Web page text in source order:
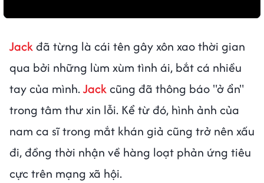
Jackđã từng là cái tên gây xôn xao thời gian
qua bởi những lùm xùm tình ái, bắt cá nhiều
tay của mình.Jackcũng đã thông báo "ở ẩn"
trong tâm thư xin lỗi. Kể từ đó, hình ảnh của
nam ca sĩ trong mắt khán giả cũng trở nên xấu
đi, đồng thời nhận về hàng loạt phản ứng tiêu
cực trên mạng xã hội.